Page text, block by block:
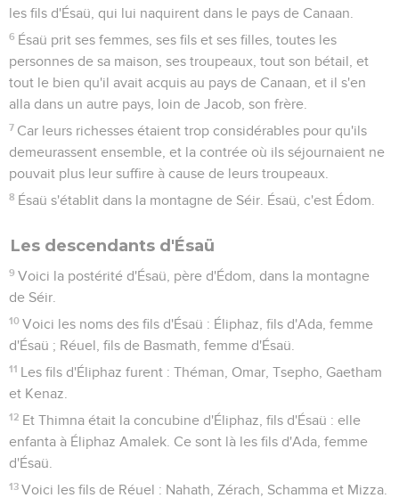
les fils d'Ésaü, qui lui naquirent dans le pays de Canaan.
6 Ésaü prit ses femmes, ses fils et ses filles, toutes les
personnes de sa maison, ses troupeaux, tout son bétail, et
tout le bien qu'il avait acquis au pays de Canaan, et il s'en
alla dans un autre pays, loin de Jacob, son frère.
7 Car leurs richesses étaient trop considérables pour qu'ils
demeurassent ensemble, et la contrée où ils séjournaient ne
pouvait plus leur suffire à cause de leurs troupeaux.
8 Ésaü s'établit dans la montagne de Séir. Ésaü, c'est Édom.
Les descendants d'Ésaü
9 Voici la postérité d'Ésaü, père d'Édom, dans la montagne
de Séir.
10 Voici les noms des fils d'Ésaü : Éliphaz, fils d'Ada, femme
d'Ésaü ; Réuel, fils de Basmath, femme d'Ésaü.
11 Les fils d'Éliphaz furent : Théman, Omar, Tsepho, Gaetham
et Kenaz.
12 Et Thimna était la concubine d'Éliphaz, fils d'Ésaü : elle
enfanta à Éliphaz Amalek. Ce sont là les fils d'Ada, femme
d'Ésaü.
13 Voici les fils de Réuel : Nahath, Zérach, Schamma et Mizza.